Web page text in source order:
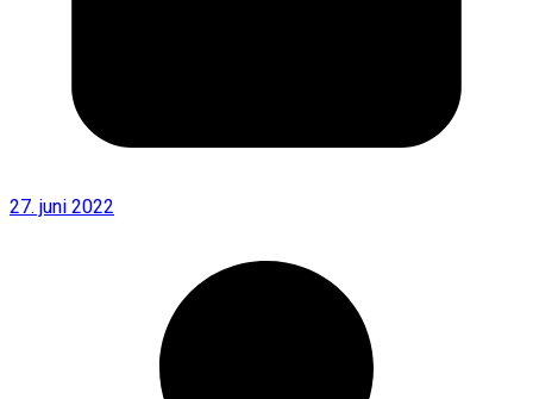
27. juni 2022